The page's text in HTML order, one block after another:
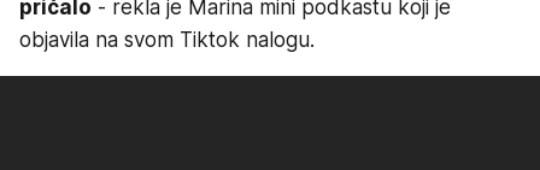
pričalo - rekla je Marina mini podkastu koji je
objavila na svom Tiktok nalogu.